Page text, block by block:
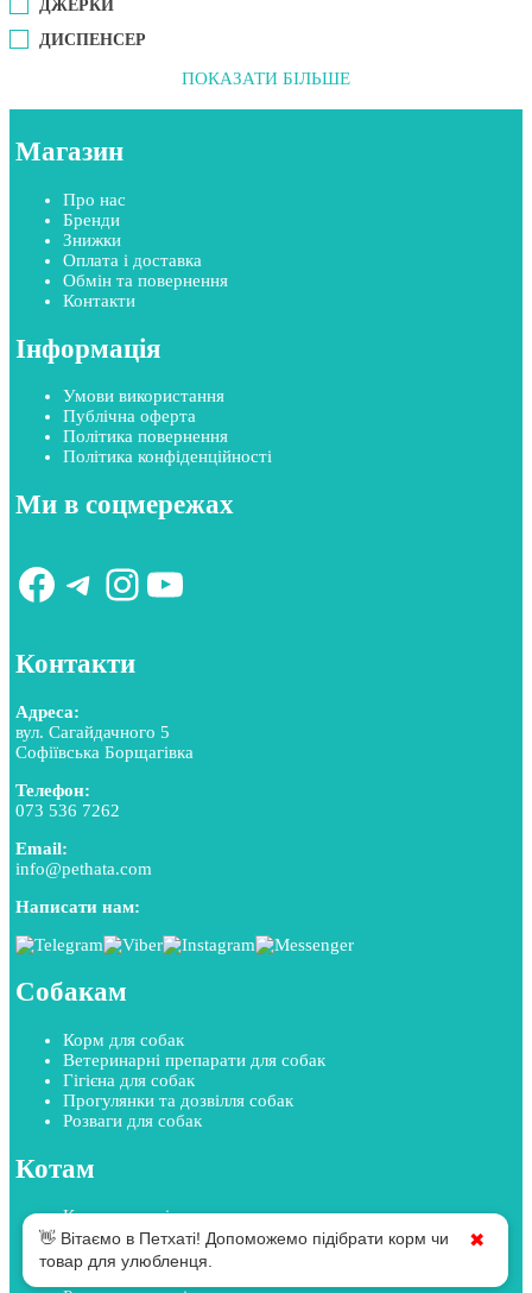
ДЖЕРКИ
ДИСПЕНСЕР
ПОКАЗАТИ БІЛЬШЕ
Магазин
Про нас
Бренди
Знижки
Оплата і доставка
Обмін та повернення
Контакти
Інформація
Умови використання
Публічна оферта
Політика повернення
Політика конфіденційності
Ми в соцмережах
Facebook
Telegram
Instagram
YouTube
Контакти
Адреса:
вул. Сагайдачного 5
Софіївська Борщагівка
Телефон:
073 536 7262
Email:
info@pethata.com
Написати нам:
Собакам
Корм для собак
Ветеринарні препарати для собак
Гігієна для собак
Прогулянки та дозвілля собак
Розваги для собак
Котам
Корм для котів
Ветеринарні препарати для котів
Гігієна для котів
Прогулянки та дозвілля котів
👋 Вітаємо в Петхаті! Допоможемо підібрати корм чи
товар для улюбленця.
✖